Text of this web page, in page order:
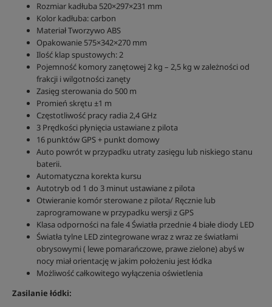
Rozmiar kadłuba 520×297×231 mm
Kolor kadłuba: carbon
Materiał Tworzywo ABS
Opakowanie 575×342×270 mm
Ilość klap spustowych: 2
Pojemność komory zanętowej 2 kg – 2,5 kg w zależności od
frakcji i wilgotności zanęty
Zasięg sterowania do 500 m
Promień skrętu ±1 m
Częstotliwość pracy radia 2,4 GHz
3 Prędkości płynięcia ustawiane z pilota
16 punktów GPS + punkt domowy
Auto powrót w przypadku utraty zasięgu lub niskiego stanu
baterii.
Automatyczna korekta kursu
Autotryb od 1 do 3 minut ustawiane z pilota
Otwieranie komór sterowane z pilota/ Ręcznie lub
zaprogramowane w przypadku wersji z GPS
Klasa odporności na fale 4 Światła przednie 4 białe diody LED
Światła tylne LED zintegrowane wraz z wraz ze światłami
obrysowymi ( lewe pomarańczowe, prawe zielone) abyś w
nocy miał orientację w jakim położeniu jest łódka
Możliwość całkowitego wyłączenia oświetlenia
Zasilanie łódki: